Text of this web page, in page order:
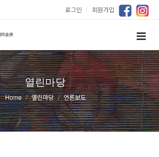
로그인 ｜ 회원가입
열린마당
Home 열린마당 언론보도